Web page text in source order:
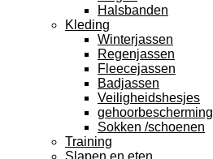
Halsbanden
Kleding
Winterjassen
Regenjassen
Fleecejassen
Badjassen
Veiligheidshesjes
gehoorbescherming
Sokken /schoenen
Training
Slapen en eten